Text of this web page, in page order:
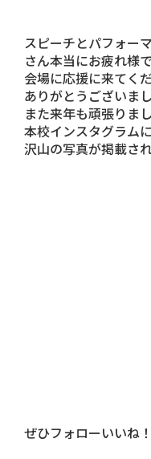
スピーチとパフォー
さん本当にお疲れ様で
会場に応援に来てく
ありがとうございまし
また来年も頑張りま
本校インスタグラム
沢山の写真が掲載さ
ぜひフォローいいね